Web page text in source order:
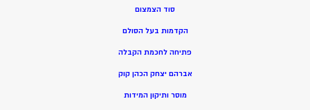
סוד הצמצום
הקדמות בעל הסולם
פתיחה לחכמת הקבלה
אברהם יצחק הכהן קוק
מוסר ותיקון המידות